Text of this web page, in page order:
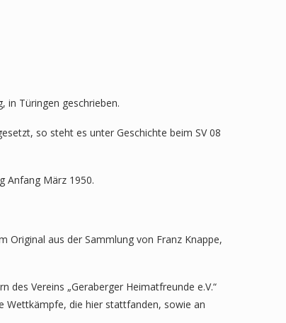
in Türingen geschrieben.
so steht es unter Geschichte beim SV 08
Anfang März 1950.
Original aus der Sammlung von Franz Knappe,
des Vereins „Geraberger Heimatfreunde e.V.“
Wettkämpfe, die hier stattfanden, sowie an